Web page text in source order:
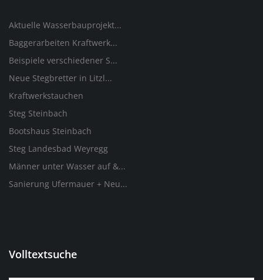
Aktuelle Wasserbauprojekt...
Baggerarbeiten Kraftwerk...
Beispiele verschiedener S...
Neue Stegbretter in Litzl...
Kraftwerkstauchen
Steg Steinbach
Bootshaus Steinbach
Steg Landesbad Weyregg
Männer unter Wasser auf &...
Sanierung Ufermauer + Neu...
Volltextsuche